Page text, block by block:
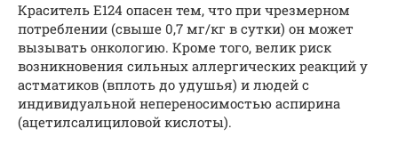
Краситель Е124 опасен тем, что при чрезмерном
потреблении (свыше 0,7 мг/кг в сутки) он может
вызывать онкологию. Кроме того, велик риск
возникновения сильных аллергических реакций у
астматиков (вплоть до удушья) и людей с
индивидуальной непереносимостью аспирина
(ацетилсалициловой кислоты).